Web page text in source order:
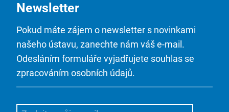
Newsletter
Pokud máte zájem o newsletter s novinkami
našeho ústavu, zanechte nám váš e-mail.
Odesláním formuláře vyjadřujete souhlas se
zpracováním osobních údajů.